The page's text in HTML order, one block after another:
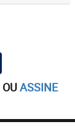
OUASSINE